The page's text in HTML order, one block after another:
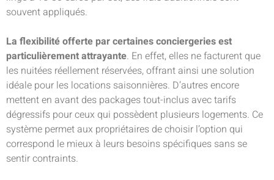
souvent appliqués.
La flexibilité offerte par certaines conciergeries est
particulièrement attrayante. En effet, elles ne facturent que
les nuitées réellement réservées, offrant ainsi une solution
idéale pour les locations saisonnières. D’autres encore
mettent en avant des packages tout-inclus avec tarifs
dégressifs pour ceux qui possèdent plusieurs logements. Ce
système permet aux propriétaires de choisir l’option qui
correspond le mieux à leurs besoins spécifiques sans se
sentir contraints.